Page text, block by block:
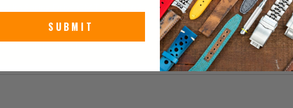
Spring Drive GMT SBGE267 - Portare un Calore Speciale alla
Grand Seiko che Devi Vedere: Recensione &e Vetrina
SUBMIT